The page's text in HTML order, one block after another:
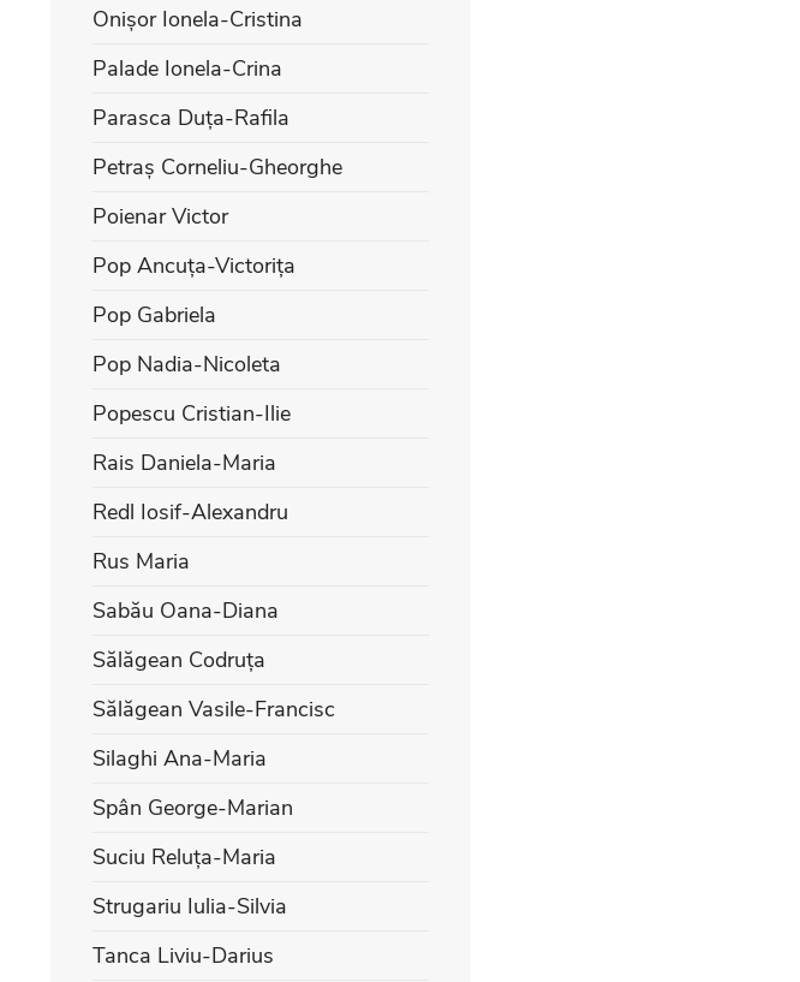
Onișor Ionela-Cristina
Palade Ionela-Crina
Parasca Duța-Rafila
Petraș Corneliu-Gheorghe
Poienar Victor
Pop Ancuța-Victorița
Pop Gabriela
Pop Nadia-Nicoleta
Popescu Cristian-Ilie
Rais Daniela-Maria
Redl Iosif-Alexandru
Rus Maria
Sabău Oana-Diana
Sălăgean Codruța
Sălăgean Vasile-Francisc
Silaghi Ana-Maria
Spân George-Marian
Suciu Reluța-Maria
Strugariu Iulia-Silvia
Tanca Liviu-Darius